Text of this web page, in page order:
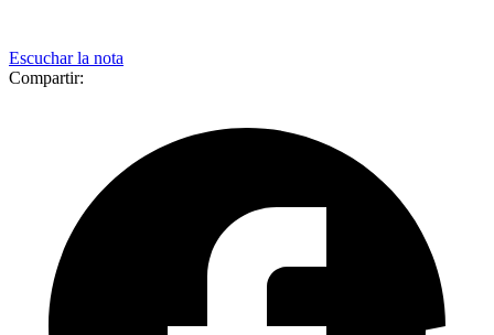
Escuchar la nota
Compartir: